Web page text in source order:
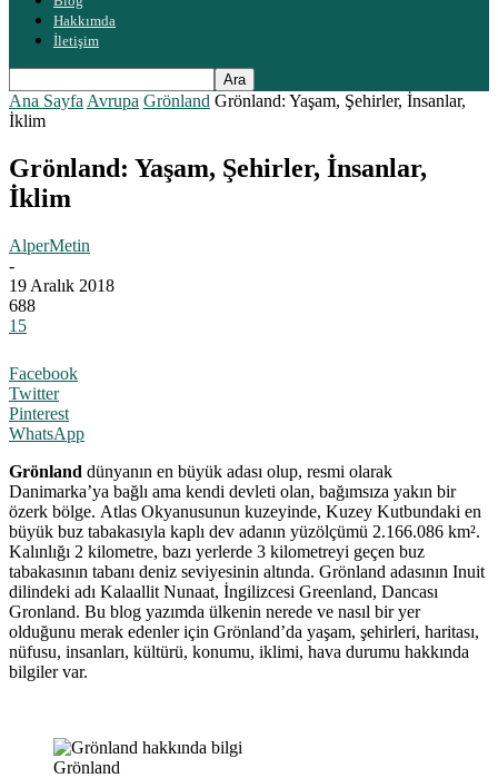
Hakkımda
İletişim
Ana Sayfa Avrupa Grönland Grönland: Yaşam, Şehirler, İnsanlar,
İklim
Grönland: Yaşam, Şehirler, İnsanlar,
İklim
AlperMetin
-
19 Aralık 2018
688
15
Facebook
Twitter
Pinterest
WhatsApp
Grönland dünyanın en büyük adası olup, resmi olarak
Danimarka’ya bağlı ama kendi devleti olan, bağımsıza yakın bir
özerk bölge. Atlas Okyanusunun kuzeyinde, Kuzey Kutbundaki en
büyük buz tabakasıyla kaplı dev adanın yüzölçümü 2.166.086 km².
Kalınlığı 2 kilometre, bazı yerlerde 3 kilometreyi geçen buz
tabakasının tabanı deniz seviyesinin altında. Grönland adasının Inuit
dilindeki adı Kalaallit Nunaat, İngilizcesi Greenland, Dancası
Gronland. Bu blog yazımda ülkenin nerede ve nasıl bir yer
olduğunu merak edenler için Grönland’da yaşam, şehirleri, haritası,
nüfusu, insanları, kültürü, konumu, iklimi, hava durumu hakkında
bilgiler var.
Grönland